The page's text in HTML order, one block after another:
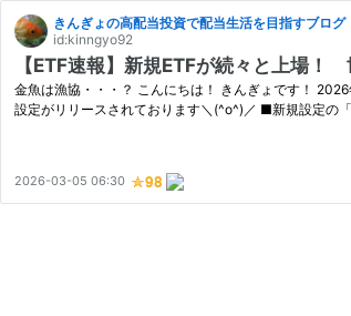
きんぎょの高配当投資で配当生活を目指すブログ
id:kinngyo92
【ETF速報】新規ETFが続々と上場
金魚は漁協・・・？ こんにちは！ きんぎょです！
設定がリリースされております＼(^o^)／ ■新規設定の
2026-03-05 06:30